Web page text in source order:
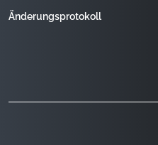
Änderungsprotokoll